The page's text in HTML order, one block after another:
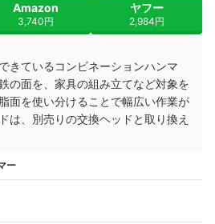
Amazon
3,740円
ヤフー
2,984円
きているコンビネーションハンマ
の面を、家具の組み立てなど対象を
面を使い分けることで幅広い作業が
は、別売りの交換ヘッドと取り換え
ー